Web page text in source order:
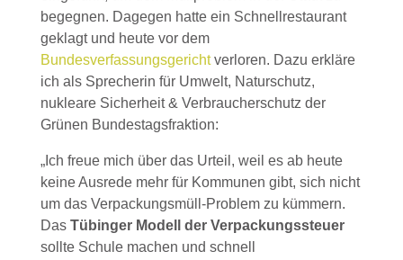
begegnen. Dagegen hatte ein Schnellrestaurant
geklagt und heute vor dem
Bundesverfassungsgerichtverloren. Dazu erkläre
ich als Sprecherin für Umwelt, Naturschutz,
nukleare Sicherheit & Verbraucherschutz der
Grünen Bundestagsfraktion:
„Ich freue mich über das Urteil, weil es ab heute
keine Ausrede mehr für Kommunen gibt, sich nicht
um das Verpackungsmüll-Problem zu kümmern.
Das Tübinger Modell der Verpackungssteuer
sollte Schule machen und schnell